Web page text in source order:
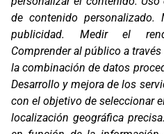
Marcas
Productos
Compañía
Blog
Contacto
FAQ
Canal Ético
Zona Clientes
de contenido personalizado.
publicidad. Medir el
Comprender al público a
la combinación de datos
Desarrollo y mejora de los
con el objetivo de seleccionar
localización geográfica precisa.